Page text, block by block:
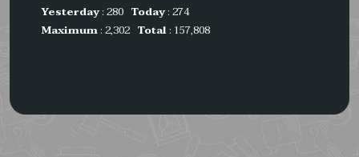
Yesterday: 280 Today: 274
Maximum: 2,302 Total: 157,808